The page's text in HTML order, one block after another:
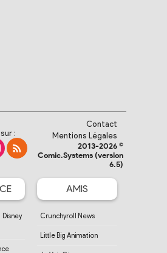
:
Contact
Mentions Légales
2013-2026 ©
Comic.Systems (version
6.5)
AMIS
Crunchyroll News
Little Big Animation